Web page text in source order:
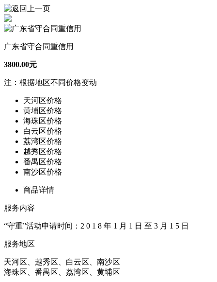
广东省守合同重信用
3800.00元
注：根据地区不同价格变动
天河区价格
黄埔区价格
海珠区价格
白云区价格
荔湾区价格
越秀区价格
番禺区价格
南沙区价格
商品详情
服务内容
“守重”活动申请时间：2 0 1 8 年 1 月 1 日 至 3 月 1 5 日
服务地区
天河区、越秀区、白云区、南沙区
海珠区、番禺区、荔湾区、黄埔区